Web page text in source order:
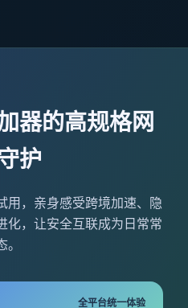
器的高规格网
护
用，亲身感受跨境加速、隐
化，让安全互联成为日常常
。
全平台统一体验